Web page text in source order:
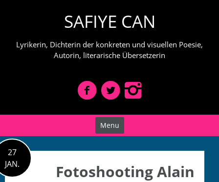
SAFIYE CAN
Lyrikerin, Dichterin der konkreten und visuellen Poesie,
Autorin, literarische Übersetzerin
Menu
27
JAN.
Fotoshooting Alain